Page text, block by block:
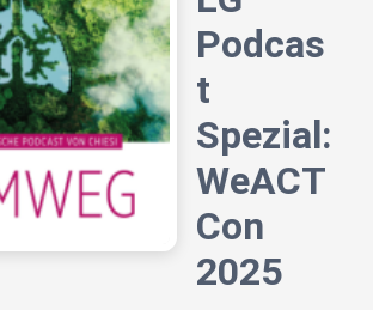
Podcas
t
Spezial:
WeACT
Con
2025